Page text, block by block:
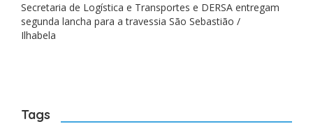
Secretaria de Logística e Transportes e DERSA entregam
segunda lancha para a travessia São Sebastião /
Ilhabela
Tags